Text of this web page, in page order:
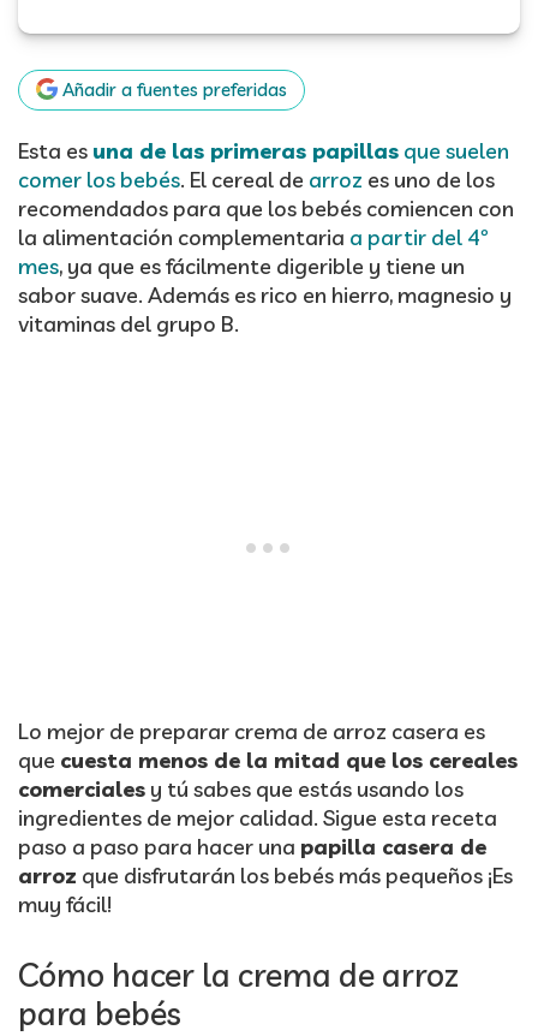
Añadir a fuentes preferidas
Esta es una de las primeras papillas que suelen
comer los bebés. El cereal de arroz es uno de los
recomendados para que los bebés comiencen con
la alimentación complementaria a partir del 4º
mes, ya que es fácilmente digerible y tiene un
sabor suave. Además es rico en hierro, magnesio y
vitaminas del grupo B.
Lo mejor de preparar crema de arroz casera es
que cuesta menos de la mitad que los cereales
comerciales y tú sabes que estás usando los
ingredientes de mejor calidad. Sigue esta receta
paso a paso para hacer una papilla casera de
arroz que disfrutarán los bebés más pequeños ¡Es
muy fácil!
Cómo hacer la crema de arroz
para bebés